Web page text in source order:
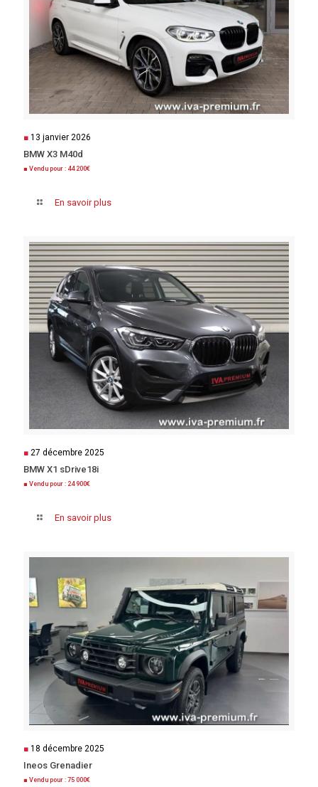
■ 13 janvier 2026
BMW X3 M40d
■ Vendu pour : 44 200€
En savoir plus
■ 27 décembre 2025
BMW X1 sDrive18i
■ Vendu pour : 24 900€
En savoir plus
■ 18 décembre 2025
Ineos Grenadier
■ Vendu pour : 75 000€